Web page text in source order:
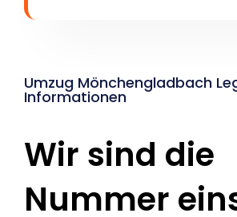
Umzug Mönchengladbach
Informationen
Wir sind die
Nummer